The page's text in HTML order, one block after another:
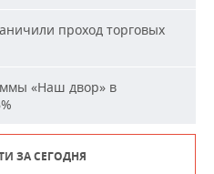
проход торговых
«Наш двор» в
ЗА СЕГОДНЯ